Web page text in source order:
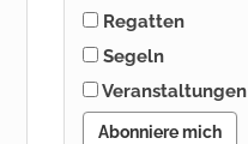
Regatten
Segeln
Veranstaltungen
Abonniere mich